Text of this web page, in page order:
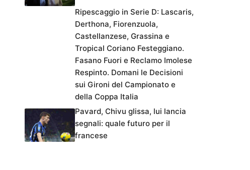
Ripescaggio in Serie D: Lascaris,
Derthona, Fiorenzuola,
Castellanzese, Grassina e
Tropical Coriano Festeggiano.
Fasano Fuori e Reclamo Imolese
Respinto. Domani le Decisioni
sui Gironi del Campionato e
della Coppa Italia
Pavard, Chivu glissa, lui lancia
segnali: quale futuro per il
francese